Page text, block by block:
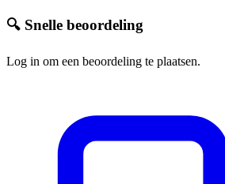
🔍 Snelle beoordeling
Log in om een beoordeling te plaatsen.